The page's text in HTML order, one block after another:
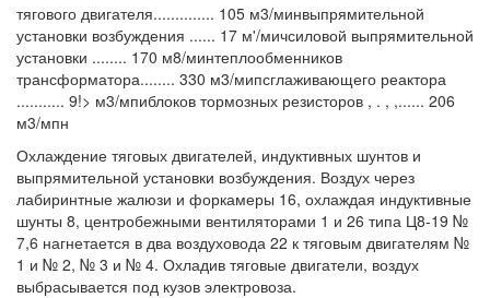
тягового двигателя.............. 105 м3/минвыпрямительной
установки возбуждения ...... 17 м'/мичсиловой выпрямительной
установки ........ 170 м8/минтеплообменников
трансформатора........ 330 м3/мипсглаживающего реактора
........... 9!> м3/мпиблоков тормозных резисторов , . , ,...... 206
м3/мпн
Охлаждение тяговых двигателей, индуктивных шунтов и
выпрямительной установки возбуждения. Воздух через
лабиринтные жалюзи и форкамеры 16, охлаждая индуктивные
шунты 8, центробежными вентиляторами 1 и 26 типа Ц8-19 №
7,6 нагнетается в два воздуховода 22 к тяговым двигателям №
1 и № 2, № 3 и № 4. Охладив тяговые двигатели, воздух
выбрасывается под кузов электровоза.